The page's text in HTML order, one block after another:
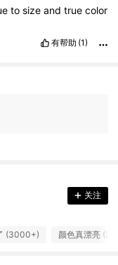
to size and true color
有帮助 (1)
关注
(3000+) 颜色真漂亮